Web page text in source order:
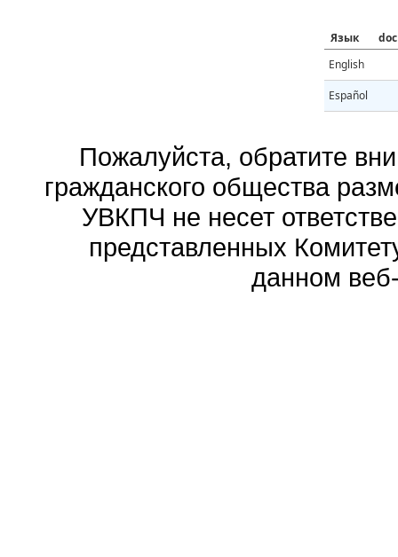
Язык
doc
English
Español
Пожалуйста, обратите
гражданского общества
УВКПЧ не несет
представленных
данном